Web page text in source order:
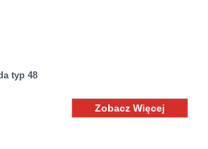
typ 48
Zobacz Więcej